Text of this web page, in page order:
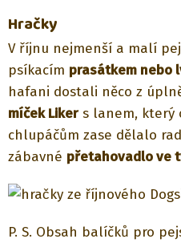
Hračky
V říjnu nejmenší a malí
psíkacím prasátkem nebo
hafani dostali něco z
míček Likers lanem, který
chlupáčům zase dělalo
zábavné přetahovadlo ve
P. S. Obsah balíčků pro